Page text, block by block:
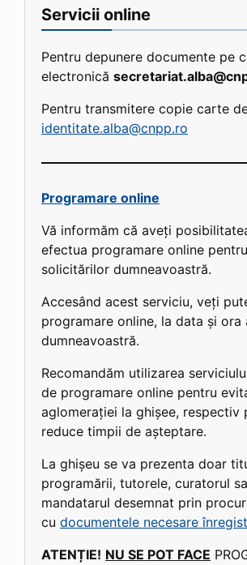
Servicii online
Pentru depunere documente pe
electronică
Pentru transmitere copie carte
identitate.alba@cnpp.ro
Programare online
Vă informăm că aveți
efectua programare online
solicitărilor dumneavoastră.
Accesând acest serviciu, veți
programare online, la data și ora
dumneavoastră.
Recomandăm utilizarea
de programare online pentru
aglomerației la ghișee, respectiv
reduce timpii de așteptare.
La ghișeu se va prezenta doar
programării, tutorele, curatorul
mandatarul desemnat prin
cu documentele necesare
ATENȚIE! NU SE POT FACE